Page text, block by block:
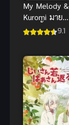
My Melody &
Kuromi มาย
เมโลดี้ & คุโร
มายเมโลดี้ &
คุโรมิ
9.1